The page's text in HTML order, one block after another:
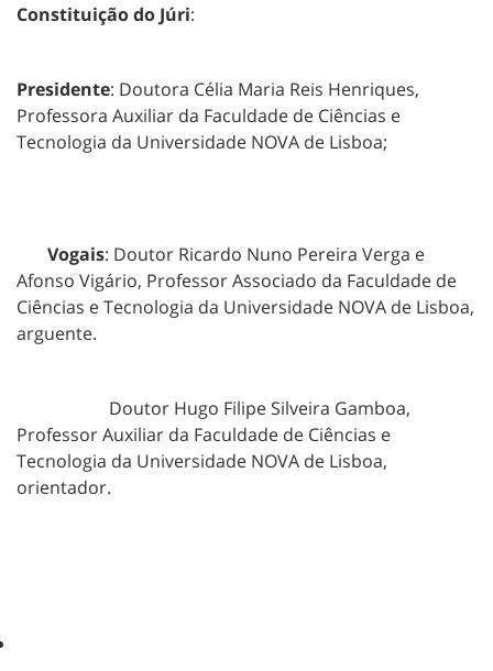
Constituição do Júri:
Presidente: Doutora Célia Maria Reis Henriques,
Professora Auxiliar da Faculdade de Ciências e
Tecnologia da Universidade NOVA de Lisboa;
Vogais: Doutor Ricardo Nuno Pereira Verga e
Afonso Vigário, Professor Associado da Faculdade de
Ciências e Tecnologia da Universidade NOVA de Lisboa,
arguente.
Doutor Hugo Filipe Silveira Gamboa,
Professor Auxiliar da Faculdade de Ciências e
Tecnologia da Universidade NOVA de Lisboa,
orientador.